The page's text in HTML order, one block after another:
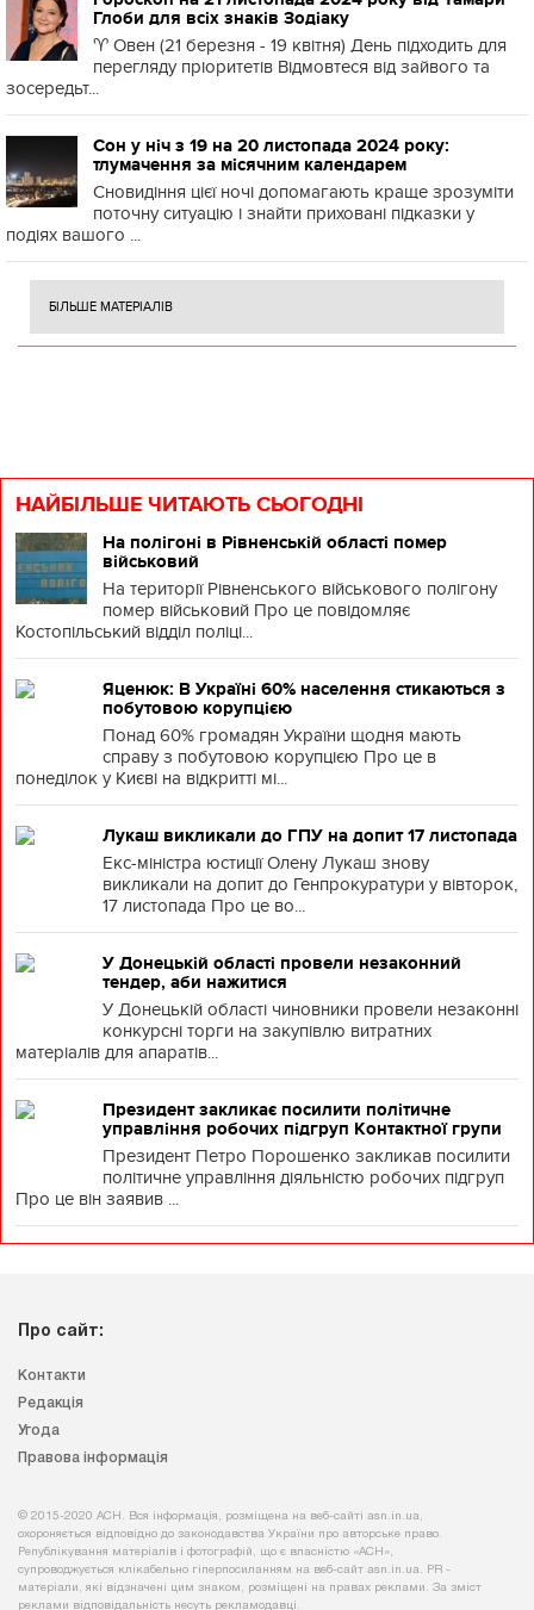
Глоби для всіх знаків Зодіаку
♈️ Овен (21 березня - 19 квітня) День підходить для
перегляду пріоритетів Відмовтеся від зайвого та
зосередьт...
Сон у ніч з 19 на 20 листопада 2024 року:
тлумачення за місячним календарем
Сновидіння цієї ночі допомагають краще зрозуміти
поточну ситуацію і знайти приховані підказки у
подіях вашого ...
БІЛЬШЕ МАТЕРІАЛІВ
НАЙБІЛЬШЕ ЧИТАЮТЬ СЬОГОДНІ
На полігоні в Рівненській області помер
військовий
На території Рівненського військового полігону
помер військовий Про це повідомляє
Костопільський відділ поліці...
Яценюк: В Україні 60% населення стикаються з
побутовою корупцією
Понад 60% громадян України щодня мають
справу з побутовою корупцією Про це в
понеділок у Києві на відкритті мі...
Лукаш викликали до ГПУ на допит 17 листопада
Екс-міністра юстиції Олену Лукаш знову
викликали на допит до Генпрокуратури у вівторок,
17 листопада Про це во...
У Донецькій області провели незаконний
тендер, аби нажитися
У Донецькій області чиновники провели незаконні
конкурсні торги на закупівлю витратних
матеріалів для апаратів...
Президент закликає посилити політичне
управління робочих підгруп Контактної групи
Президент Петро Порошенко закликав посилити
політичне управління діяльністю робочих підгруп
Про це він заявив ...
Про сайт:
Контакти
Редакція
Угода
Правова інформація
© 2015-2020 АСН. Вся інформація, розміщена на веб-сайті asn.in.ua,
охороняється відповідно до законодавства України про авторське право.
Републікування матеріалів і фотографій, що є власністю «АСН»,
супроводжується клікабельно гіперпосиланням на веб-сайт asn.іn.ua. PR -
матеріали, які відзначені цим знаком, розміщені на правах реклами. За зміст
реклами відповідальність несуть рекламодавці.